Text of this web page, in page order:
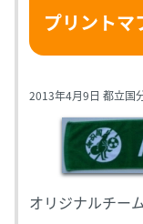
プリントマ
2013年4月9日 都立国
オリジナルチー